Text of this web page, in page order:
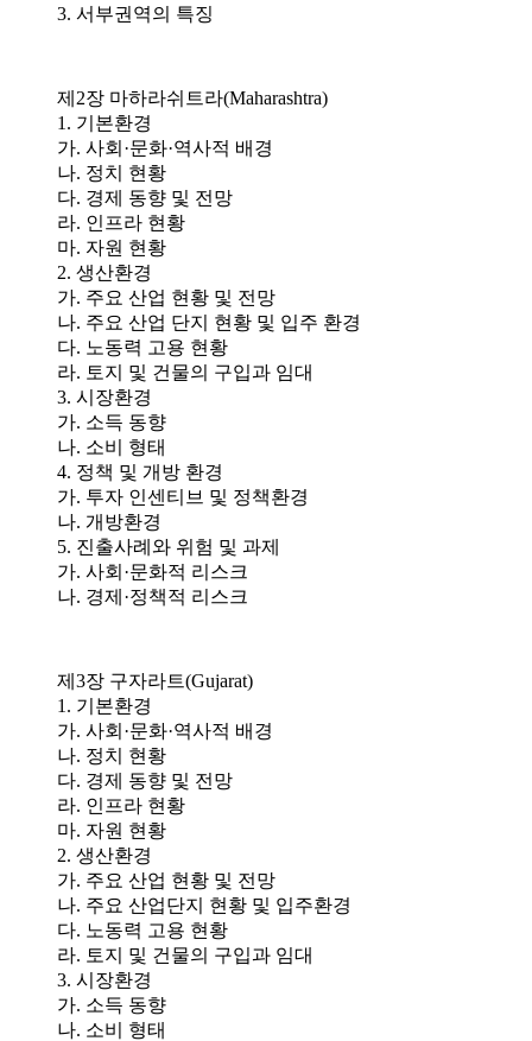
3. 서부권역의 특징
제2장 마하라쉬트라(Maharashtra)
1. 기본환경
가. 사회·문화·역사적 배경
나. 정치 현황
다. 경제 동향 및 전망
라. 인프라 현황
마. 자원 현황
2. 생산환경
가. 주요 산업 현황 및 전망
나. 주요 산업 단지 현황 및 입주 환경
다. 노동력 고용 현황
라. 토지 및 건물의 구입과 임대
3. 시장환경
가. 소득 동향
나. 소비 형태
4. 정책 및 개방 환경
가. 투자 인센티브 및 정책환경
나. 개방환경
5. 진출사례와 위험 및 과제
가. 사회·문화적 리스크
나. 경제·정책적 리스크
제3장 구자라트(Gujarat)
1. 기본환경
가. 사회·문화·역사적 배경
나. 정치 현황
다. 경제 동향 및 전망
라. 인프라 현황
마. 자원 현황
2. 생산환경
가. 주요 산업 현황 및 전망
나. 주요 산업단지 현황 및 입주환경
다. 노동력 고용 현황
라. 토지 및 건물의 구입과 임대
3. 시장환경
가. 소득 동향
나. 소비 형태